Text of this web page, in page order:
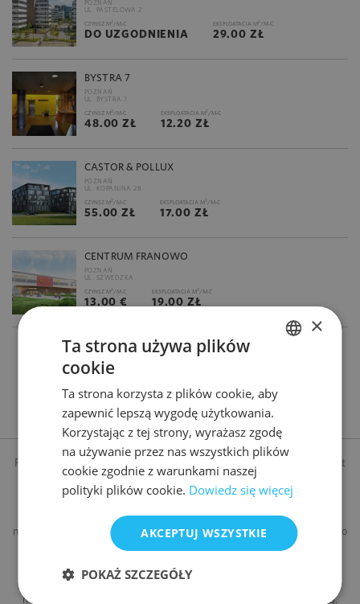
POZNAŃ
UL. PASTELOWA 2
CZYNSZ M2 /M-C
DO UZGODNIENIA
EKSPLOATACJA M2 /M-C
29.00 ZŁ
BYSTRA 7
POZNAŃ
UL. BYSTRA 7
CZYNSZ M2 /M-C
48.00 ZŁ
EKSPLOATACJA M2 /M-C
12.20 ZŁ
CASTOR & POLLUX
POZNAŃ
UL. KOPANINA 28
CZYNSZ M2 /M-C
55.00 ZŁ
EKSPLOATACJA M2 /M-C
17.00 ZŁ
CENTRUM FRANOWO
POZNAŃ
UL. SZWEDZKA
CZYNSZ M2 /M-C
13.00 €
EKSPLOATACJA M2 /M-C
19.00 ZŁ
1 2 3
WYNAJEM POWIERZCHNI BIUROWYCH POZNAŃ
Poznań, stolica Wielkopolski i jedno z najprężniej rozwijających się miast
w zachodniej Polsce. Dogodne połączenie z krajami Europy Zachodniej
sprzyja rozwojowi kontaktów handlowych i relacji biznesowych. To
serwis prezentuje interesujące powierzchnie biurowe w
najdogodniejszych punktach Poznania. Przedstawione na portalu biura do
wynajęcia mieszczą się w nowoczesnych obiektach przystosowanych
posiada szczegółowy opis, pomocny przy podjęciu decyzji. Zawiera on
metraż, lokalizacja, dostępność powierzchni i standard wykończenia.
ENGLISH
×
Ta strona używa plików
cookie
Ta strona korzysta z plików cookie, aby
zapewnić lepszą wygodę użytkowania.
Korzystając z tej strony, wyrażasz zgodę
na używanie przez nas wszystkich plików
cookie zgodnie z warunkami naszej
polityki plików cookie. Dowiedz się więcej
AKCEPTUJ WSZYSTKIE
POKAŻ SZCZEGÓŁY